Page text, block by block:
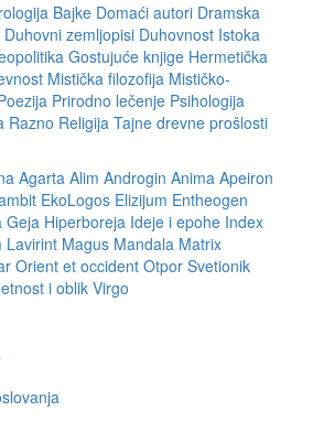
Bajke Domaći autori Dramska
Duhovni zemljopisi Duhovnost Istoka
Gostujuće knjige Hermetička
Mistička filozofija Mističko-
Prirodno lečenje Psihologija
Razno Religija Tajne drevne prošlosti
Agarta Alim Androgin Anima Apeiron
EkoLogos Elizijum Entheogen
Geja Hiperboreja Ideje i epohe Index
Lavirint Magus Mandala Matrix
Orient et occident Otpor Svetionik
i oblikVirgo